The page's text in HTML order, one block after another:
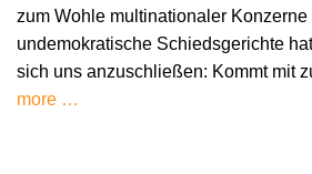
zum Wohle multinationaler Konzerne
undemokratische Schiedsgerichte
sich uns anzuschließen: Kommt mit
more …